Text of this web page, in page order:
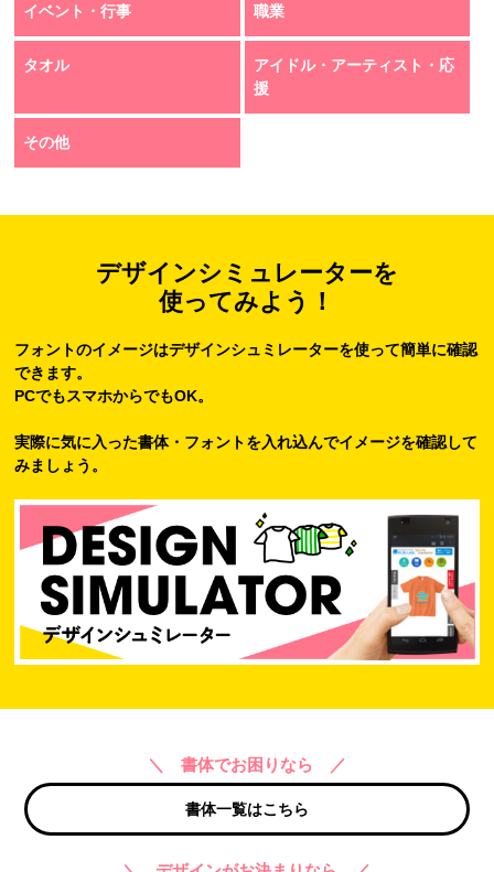
イベント・行事 職業
タオル
アイドル・アーティスト・応
援
その他
デザインシミュレーターを
使ってみよう！
フォントのイメージはデザインシュミレーターを使って簡単に確認
できます。
PCでもスマホからでもOK。
実際に気に入った書体・フォントを入れ込んでイメージを確認して
みましょう。
＼ 書体でお困りなら ／
書体一覧はこちら